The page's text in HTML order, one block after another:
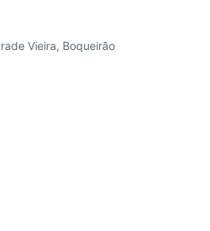
Vieira, Boqueirão